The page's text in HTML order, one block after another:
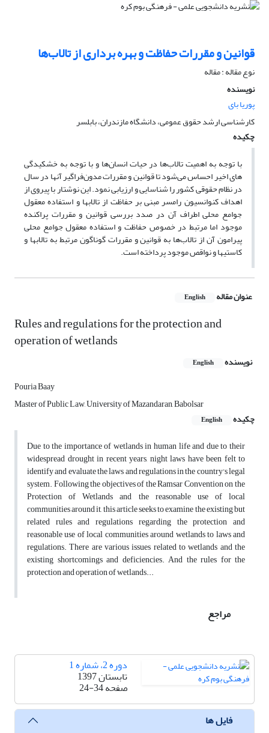
قوانین و مقررات حفاظت و بهره برداری از تالاب‌ها
نوع مقاله : مقاله
نویسنده
پوریا بای
کارشناسی ارشد حقوق عمومی، دانشگاه مازندران، بابلسر
چکیده
با توجه به اهمیت تالاب‌ها در حیات انسانها و با توجه به خشکیدگی
فراگیر آنها در سالهای اخیر احساس می‌شود تا قوانین و مقررات مدون
در نظام حقوقی کشور را شناسایی و ارزیابی نمود. این نوشتار با پیروی از
اهداف کنوانسیون رامسر مبنی بر حفاظت از تالاب‏ها و استفاده معقول
جوامع محلی اطراف آن در صدد بررسی قوانین و مقررات پراکنده
موجود اما مرتبط در خصوص حفاظت و استفاده معقول جوامع محلی
پیرامون آن از تالاب ها به قوانین و مقررات گوناگون مرتبط به تالاب‎ها و
کاستی‎ها و نواقص موجود پرداخته است.
عنوان مقاله English
Rules and regulations for the protection and
operation of wetlands
نویسنده English
Pouria Baay
Master of Public Law, University of Mazandaran, Babolsar
چکیده
English
Due to the importance of wetlands in human life and due to their
widespread drought in recent years, night laws have been felt to
identify and evaluate the laws and regulations in the country's legal
system. Following the objectives of the Ramsar Convention on the
Protection of Wetlands and the reasonable use of local
communities around it, this article seeks to examine the existing but
related rules and regulations regarding the protection and
reasonable use of local communities around wetlands to laws and
regulations. There are various issues related to wetlands and the
existing shortcomings and deficiencies. And the rules for the
protection and operation of wetlands...
مراجع
دوره 2، شماره 1
تابستان 1397
صفحه24-34
فایل ها